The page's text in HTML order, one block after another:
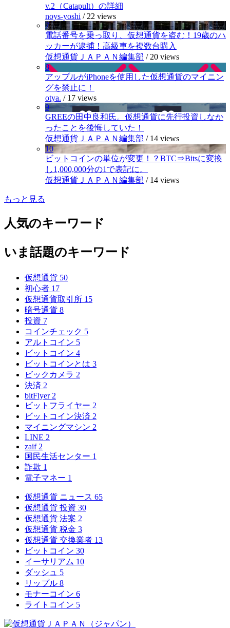
v.2（Catapult）の詳細
noys-yoshi / 22 views
7
電話番号を乗っ取り、仮想通貨を盗む！19歳のハ
ッカーが逮捕！高級車を複数台購入
仮想通貨ＪＡＰＡＮ編集部 / 20 views
8
アップルがiPhoneを使用した仮想通貨のマイニン
グを禁止に！
otya. / 17 views
9
GREEの田中良和氏。仮想通貨に先行投資しなか
ったことを後悔していた！
仮想通貨ＪＡＰＡＮ編集部 / 14 views
10
ビットコインの単位が変更！？BTC⇒Bitsに変換
し1,000,000分の1で表記に。
仮想通貨ＪＡＰＡＮ編集部 / 14 views
もっと見る
人気のキーワード
いま話題のキーワード
仮想通貨 50
初心者 17
仮想通貨取引所 15
暗号通貨 8
投資 7
コインチェック 5
アルトコイン 5
ビットコイン 4
ビットコインとは 3
ビックカメラ 2
決済 2
bitFlyer 2
ビットフライヤー 2
ビットコイン決済 2
マイニングマシン 2
LINE 2
zaif 2
国民生活センター 1
詐欺 1
電子マネー 1
仮想通貨 ニュース 65
仮想通貨 投資 30
仮想通貨 法案 2
仮想通貨 税金 3
仮想通貨 交換業者 13
ビットコイン 30
イーサリアム 10
ダッシュ 5
リップル 8
モナーコイン 6
ライトコイン 5